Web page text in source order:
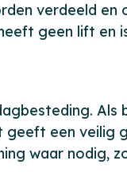
verdeeld
geen lift
Als
geeft een veilig
waar nodig,